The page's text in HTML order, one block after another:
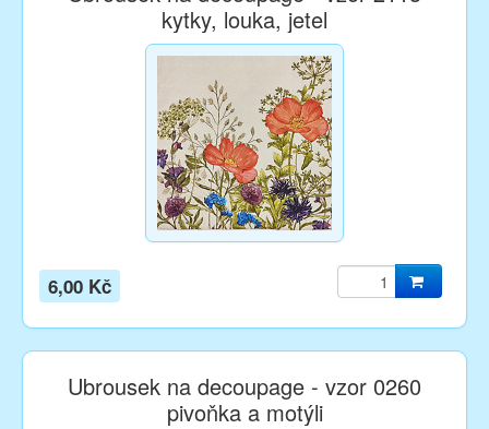
kytky, louka, jetel
6,00 Kč
Ubrousek na decoupage - vzor 0260
pivoňka a motýli